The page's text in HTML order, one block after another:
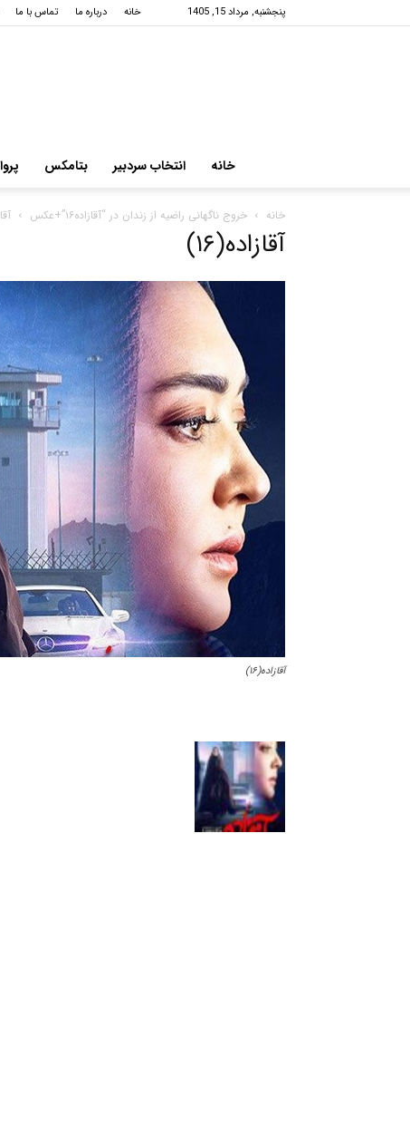
پنجشنبه, مرداد 15, 1405 خانه درباره ما تماس با ما
خانه انتخاب سردبیر بتامکس
خانه خروج ناگهانی راضیه از زندان در “آقازاده۱۶”+عکس
آقازاده(۱۶)
آقازاده(۱۶)